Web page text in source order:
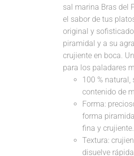
sal marina Bras del
el sabor de tus
original y
piramidal y a su
crujiente en boca.
para los paladares
100 %
contenido de
Forma:
forma
fina y crujiente.
Textura:
disuelve